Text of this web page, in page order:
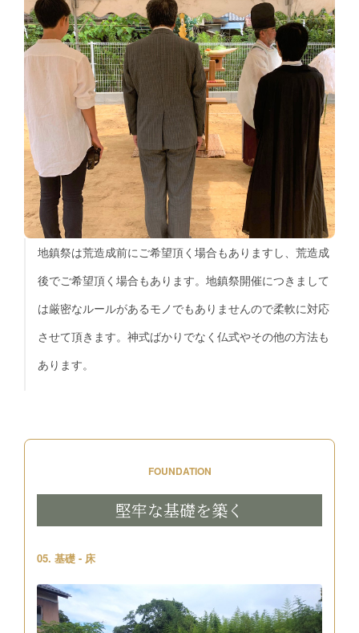
地鎮祭は荒造成前にご希望頂く場合もありますし、荒造成
後でご希望頂く場合もあります。地鎮祭開催につきまして
は厳密なルールがあるモノでもありませんので柔軟に対応
させて頂きます。神式ばかりでなく仏式やその他の方法も
あります。
FOUNDATION
堅牢な基礎を築く
05. 基礎 - 床